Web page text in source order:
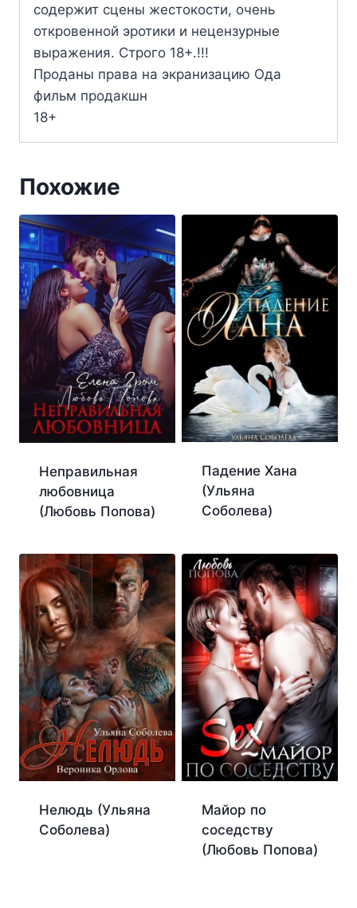
содержит сцены жестокости, очень
откровенной эротики и нецензурные
выражения. Строго 18+.!!!
Проданы права на экранизацию Ода
фильм продакшн
18+
Похожие
Неправильная
любовница
(Любовь Попова)
Падение Хана
(Ульяна
Соболева)
Нелюдь (Ульяна
Соболева)
Майор по
соседству
(Любовь Попова)